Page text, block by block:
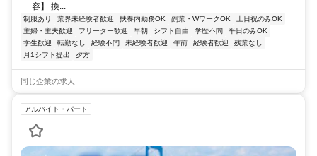
容】 換...
制服あり 業界未経験者歓迎 扶養内勤務OK 副業・WワークOK
土日祝のみOK
主婦・主夫歓迎
フリーター歓迎 早朝 シフト自由 学歴不問
平日のみOK
学生歓迎
転勤なし 経験不問 未経験者歓迎 午前 経験者歓迎
残業なし
月1シフト提出
夕方
同じ企業の求人
アルバイト・パート